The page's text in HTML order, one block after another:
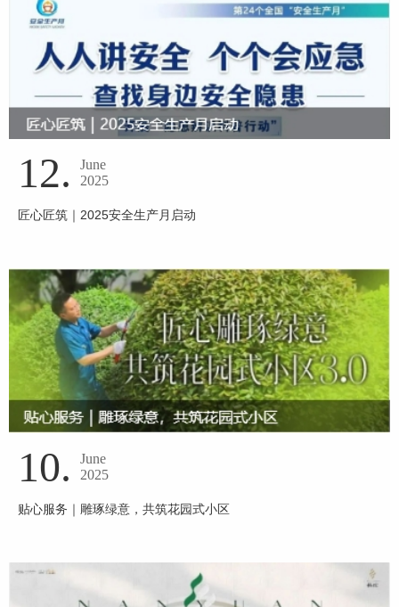
12.
June
2025
匠心匠筑｜2025安全生产月启动
10.
June
2025
贴心服务｜雕琢绿意，共筑花园式小区